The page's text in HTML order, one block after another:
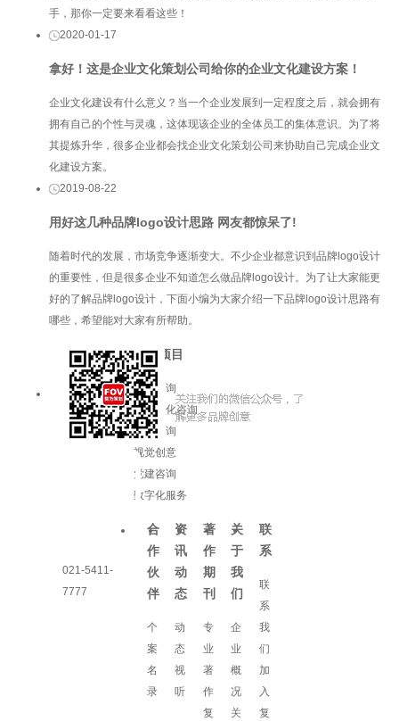
手，那你一定要来看看这些！
2020-01-17
拿好！这是企业文化策划公司给你的企业文化建设方案！
企业文化建设​有什么意义？当一个企业发展到一定程度之后，就会拥有
拥有自己的个性与灵魂，这体现该企业的全体员工的集体意识。为了将
其提炼升华，很多企业都会找企业文化策划公司来协助自己完成企业文
化建设方案。
2019-08-22
用好这几种品牌logo设计思路 网友都惊呆了!
随着时代的发展，市场竞争逐渐变大。不少企业都意识到品牌logo设计
的重要性，但是很多企业不知道怎么做品牌logo设计。为了让大家能更
好的了解品牌logo设计，下面小编为大家介绍一下品牌logo设计思路有
哪些，希望能对大家有所帮助。
021-5411-
7777
服务项目
品牌咨询
企业文化咨询
增长咨询
视觉创意
党建咨询
数字化服务
合
作
伙
伴
个
案
名
录
资
讯
动
态
动
态
视
听
著
作
期
刊
专
业
著
作
复
关
于
我
们
企
业
概
况
关
联
系
联
系
我
们
加
入
复